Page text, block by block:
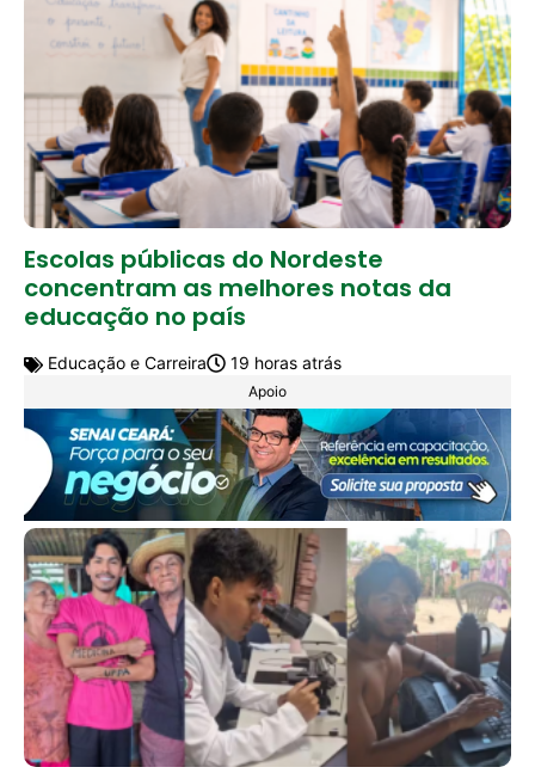
Escolas públicas do Nordeste
concentram as melhores notas da
educação no país
Educação e Carreira 19 horas atrás
Apoio